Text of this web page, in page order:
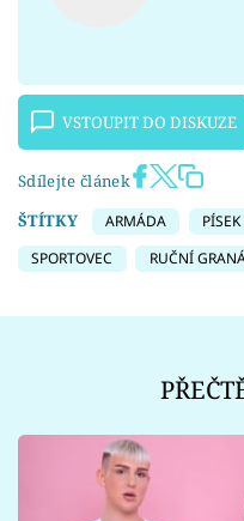
VSTOUPIT DO DISKUZE
Sdílejte článek
ŠTÍTKY
ARMÁDA PÍSEK
SPORTOVEC
RUČNÍ